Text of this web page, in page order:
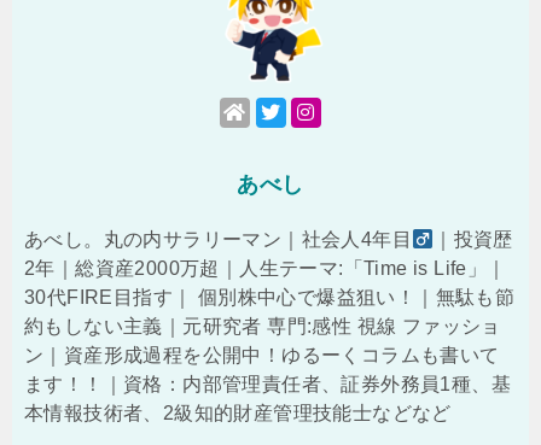
あべし
あべし。丸の内サラリーマン｜社会人4年目
｜投資歴
2年｜総資産2000万超｜人生テーマ:「Time is Life」｜
30代FIRE目指す｜ 個別株中心で爆益狙い！｜無駄も節
約もしない主義｜元研究者 専門:感性 視線 ファッショ
ン｜資産形成過程を公開中！ゆるーくコラムも書いて
ます！！｜資格：内部管理責任者、証券外務員1種、基
本情報技術者、2級知的財産管理技能士などなど